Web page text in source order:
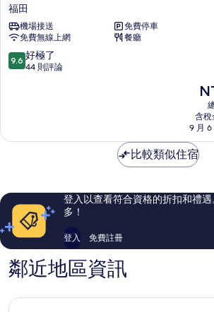
福
田
華
強
北
田
福田
機場接送
免費停車
免費無線上網
餐廳
9.6
分，
極
評
論
9.6 好極了
44 則評論
現
在
價
格
為
含稅
9 月 6
比較類似住宿
登入以查看符合資格的折扣和禮
多！
登入 免費註冊
鄰近地區資訊